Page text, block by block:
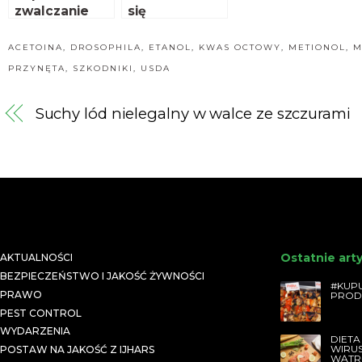
zwalczanie
się
ami z Litewską
Agencją
ACETOINA, DROSOPHILA, ETANOL, KWAS OCTOWY, METIONOL,
PRZYNĘTA, SZKODNIKI , USDA
Suchy lód nielegalny w walce ze szczurami
AKTUALNOŚCI
BEZPIECZEŃSTWO I JAKOŚĆ ŻYWNOŚCI
PRAWO
PEST CONTROL
WYDARZENIA
POSTAW NA JAKOŚĆ Z IJHARS
Ostatnie